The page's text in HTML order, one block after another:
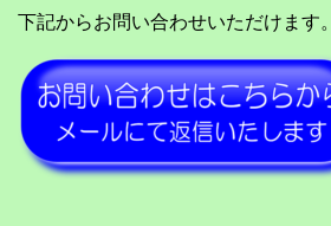
下記からお問い合わせいただけます。